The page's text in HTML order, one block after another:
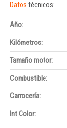
Datos técnicos:
Año:
Kilómetros:
Tamaño motor:
Combustible:
Carrocería:
Int Color: